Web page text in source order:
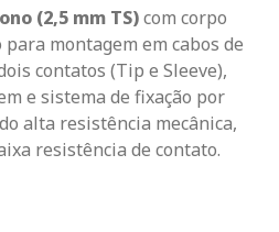
(2,5 mm TS)com corpo
montagem em cabos de
contatos (Tip e Sleeve),
e sistema de fixação por
alta resistência mecânica,
resistência de contato.